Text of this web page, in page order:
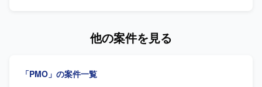
ト・プロキシはZscaler（ZIA、ZPA、Client Connector）、
AWSサービスはEC2、EBS、VPC、IAM、CloudWatch、ス
スクに取り組める方を求めています。周囲と良質なコミュ
試験まで一連の工程に携わることができます。 【開発環
他の案件を見る
「PMO」の案件一覧